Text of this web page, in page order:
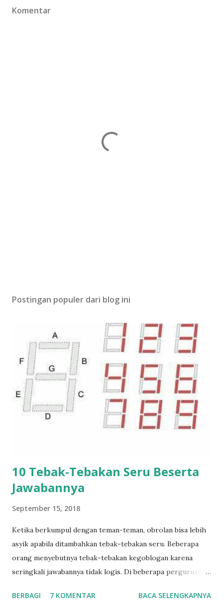
Komentar
Postingan populer dari blog ini
10 Tebak-Tebakan Seru Beserta
Jawabannya
September 15, 2018
Ketika berkumpul dengan teman-teman, obrolan bisa lebih
asyik apabila ditambahkan tebak-tebakan seru. Beberapa
orang menyebutnya tebak-tebakan kegoblogan karena
seringkali jawabannya tidak logis. Di beberapa perguruan
taplok (tata tertib kelompok) atau mentor kelompok
BERBAGI 7 KOMENTAR BACA SELENGKAPNYA